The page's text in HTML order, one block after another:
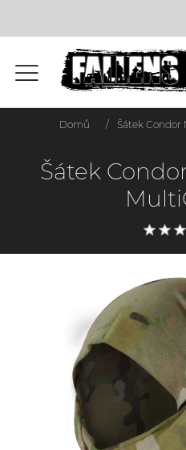
Airsoftové
kuličky
6mm
Airsoftové
Výstroj
Outdoorová
Domů / Šátek
Šátek